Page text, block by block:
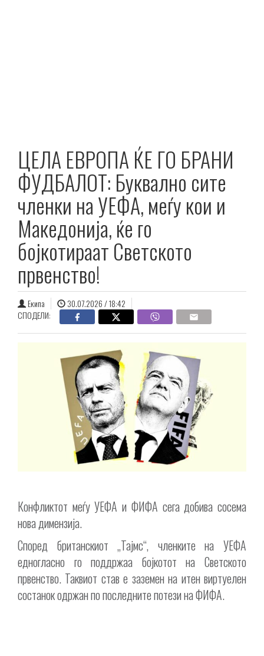
ЦЕЛА ЕВРОПА ЌЕ ГО БРАНИ
ФУДБАЛОТ: Буквално сите
членки на УЕФА, меѓу кои и
Македонија, ќе го
бојкотираат Светското
првенство!
Екипа
30.07.2026 / 18:42
СПОДЕЛИ:
Конфликтот меѓу УЕФА и ФИФА сега добива сосема
нова димензија.
Според британскиот „Тајмс“, членките на УЕФА
едногласно го поддржаа бојкотот на Светското
првенство. Таквиот став е заземен на итен виртуелен
состанок одржан по последните потези на ФИФА.